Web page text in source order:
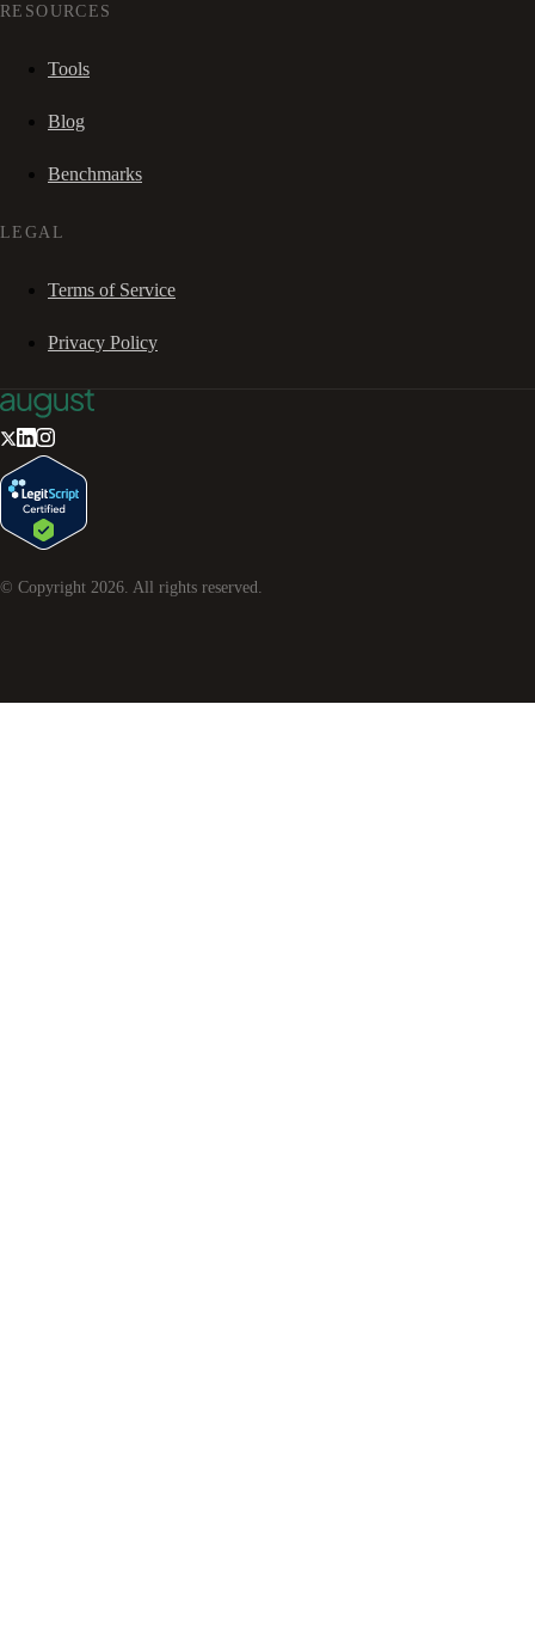
RESOURCES
Tools
Blog
Benchmarks
LEGAL
Terms of Service
Privacy Policy
© Copyright 2026. All rights reserved.